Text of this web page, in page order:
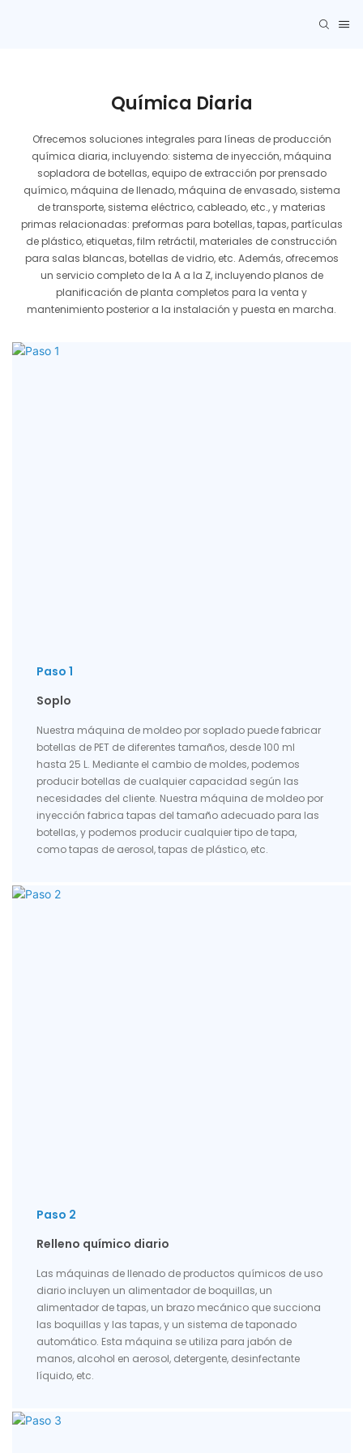
Química Diaria
Ofrecemos soluciones integrales para líneas de producción
química diaria, incluyendo: sistema de inyección, máquina
sopladora de botellas, equipo de extracción por prensado
químico, máquina de llenado, máquina de envasado, sistema
de transporte, sistema eléctrico, cableado, etc., y materias
primas relacionadas: preformas para botellas, tapas, partículas
de plástico, etiquetas, film retráctil, materiales de construcción
para salas blancas, botellas de vidrio, etc. Además, ofrecemos
un servicio completo de la A a la Z, incluyendo planos de
planificación de planta completos para la venta y
mantenimiento posterior a la instalación y puesta en marcha.
Paso 1
Soplo
Nuestra máquina de moldeo por soplado puede fabricar
botellas de PET de diferentes tamaños, desde 100 ml
hasta 25 L. Mediante el cambio de moldes, podemos
producir botellas de cualquier capacidad según las
necesidades del cliente. Nuestra máquina de moldeo por
inyección fabrica tapas del tamaño adecuado para las
botellas, y podemos producir cualquier tipo de tapa,
como tapas de aerosol, tapas de plástico, etc.
Paso 2
Relleno químico diario
Las máquinas de llenado de productos químicos de uso
diario incluyen un alimentador de boquillas, un
alimentador de tapas, un brazo mecánico que succiona
las boquillas y las tapas, y un sistema de taponado
automático. Esta máquina se utiliza para jabón de
manos, alcohol en aerosol, detergente, desinfectante
líquido, etc.